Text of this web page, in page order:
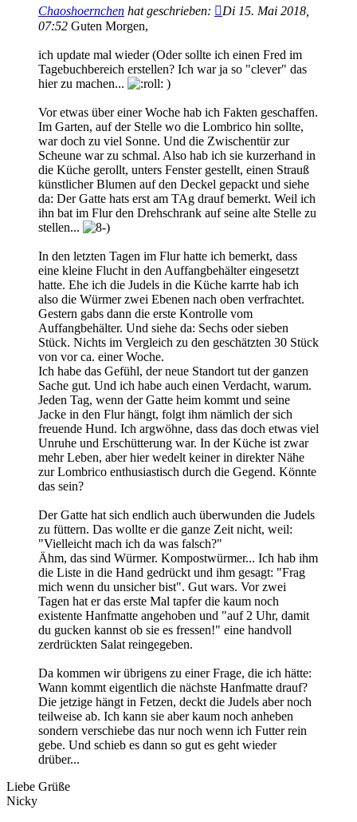
Chaoshoernchen hat geschrieben:
Di 15. Mai 2018,
07:52 Guten Morgen,
ich update mal wieder (Oder sollte ich einen Fred im
Tagebuchbereich erstellen? Ich war ja so "clever" das
hier zu machen...
)
Vor etwas über einer Woche hab ich Fakten geschaffen.
Im Garten, auf der Stelle wo die Lombrico hin sollte,
war doch zu viel Sonne. Und die Zwischentür zur
Scheune war zu schmal. Also hab ich sie kurzerhand in
die Küche gerollt, unters Fenster gestellt, einen Strauß
künstlicher Blumen auf den Deckel gepackt und siehe
da: Der Gatte hats erst am TAg drauf bemerkt. Weil ich
ihn bat im Flur den Drehschrank auf seine alte Stelle zu
stellen...
In den letzten Tagen im Flur hatte ich bemerkt, dass
eine kleine Flucht in den Auffangbehälter eingesetzt
hatte. Ehe ich die Judels in die Küche karrte hab ich
also die Würmer zwei Ebenen nach oben verfrachtet.
Gestern gabs dann die erste Kontrolle vom
Auffangbehälter. Und siehe da: Sechs oder sieben
Stück. Nichts im Vergleich zu den geschätzten 30 Stück
von vor ca. einer Woche.
Ich habe das Gefühl, der neue Standort tut der ganzen
Sache gut. Und ich habe auch einen Verdacht, warum.
Jeden Tag, wenn der Gatte heim kommt und seine
Jacke in den Flur hängt, folgt ihm nämlich der sich
freuende Hund. Ich argwöhne, dass das doch etwas viel
Unruhe und Erschütterung war. In der Küche ist zwar
mehr Leben, aber hier wedelt keiner in direkter Nähe
zur Lombrico enthusiastisch durch die Gegend. Könnte
das sein?
Der Gatte hat sich endlich auch überwunden die Judels
zu füttern. Das wollte er die ganze Zeit nicht, weil:
"Vielleicht mach ich da was falsch?"
Ähm, das sind Würmer. Kompostwürmer... Ich hab ihm
die Liste in die Hand gedrückt und ihm gesagt: "Frag
mich wenn du unsicher bist". Gut wars. Vor zwei
Tagen hat er das erste Mal tapfer die kaum noch
existente Hanfmatte angehoben und "auf 2 Uhr, damit
du gucken kannst ob sie es fressen!" eine handvoll
zerdrückten Salat reingegeben.
Da kommen wir übrigens zu einer Frage, die ich hätte:
Wann kommt eigentlich die nächste Hanfmatte drauf?
Die jetzige hängt in Fetzen, deckt die Judels aber noch
teilweise ab. Ich kann sie aber kaum noch anheben
sondern verschiebe das nur noch wenn ich Futter rein
gebe. Und schieb es dann so gut es geht wieder
drüber...
Liebe Grüße
Nicky